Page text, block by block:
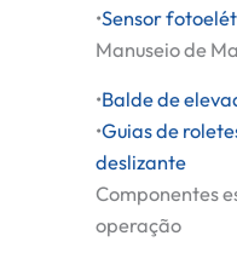
•Sensor
Manuseio de
•Balde de
•Guias de
deslizante
Componentes
operação